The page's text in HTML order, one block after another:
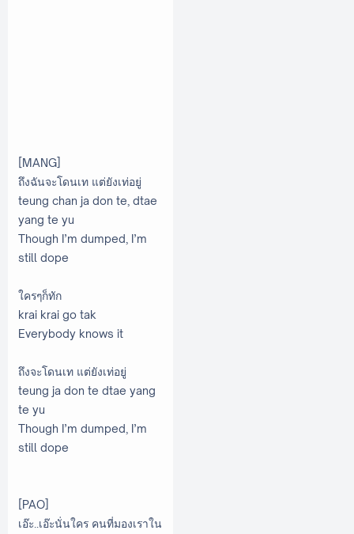
[MANG]
ถึงฉันจะโดนเท แต่ยังเท่อยู่
teung chan ja don te, dtae
yang te yu
Though I’m dumped, I’m
still dope
ใครๆก็ทัก
krai krai go tak
Everybody knows it
ถึงจะโดนเท แต่ยังเท่อยู่
teung ja don te dtae yang
te yu
Though I’m dumped, I’m
still dope
[PAO]
เอ๊ะ..เอ๊ะนั่นใคร คนที่มองเราใน